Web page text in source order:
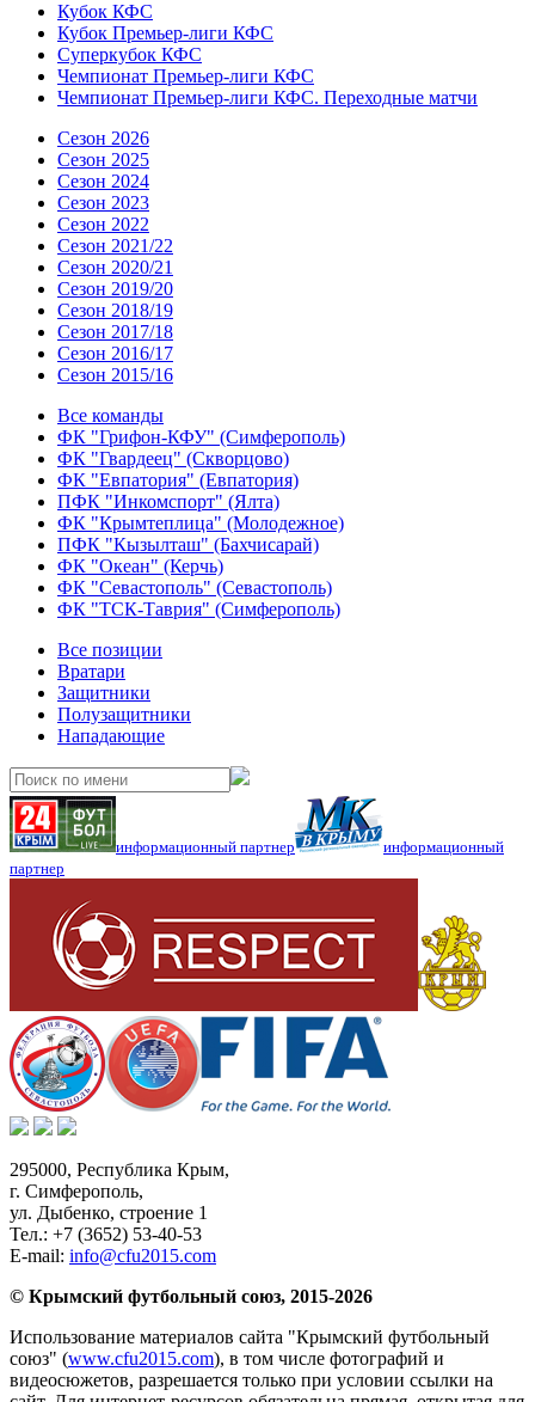
Кубок КФС
Кубок Премьер-лиги КФС
Суперкубок КФС
Чемпионат Премьер-лиги КФС
Чемпионат Премьер-лиги КФС. Переходные матчи
Сезон 2026
Сезон 2025
Сезон 2024
Сезон 2023
Сезон 2022
Сезон 2021/22
Сезон 2020/21
Сезон 2019/20
Сезон 2018/19
Сезон 2017/18
Сезон 2016/17
Сезон 2015/16
Все команды
ФК "Грифон-КФУ" (Симферополь)
ФК "Гвардеец" (Скворцово)
ФК "Евпатория" (Евпатория)
ПФК "Инкомспорт" (Ялта)
ФК "Крымтеплица" (Молодежное)
ПФК "Кызылташ" (Бахчисарай)
ФК "Океан" (Керчь)
ФК "Севастополь" (Севастополь)
ФК "ТСК-Таврия" (Симферополь)
Все позиции
Вратари
Защитники
Полузащитники
Нападающие
информационный партнер
информационный
партнер
295000, Республика Крым,
г. Симферополь,
ул. Дыбенко, строение 1
Тел.: +7 (3652) 53-40-53
E-mail: info@cfu2015.com
© Крымский футбольный союз, 2015-2026
Использование материалов сайта "Крымский футбольный
союз" (www.cfu2015.com), в том числе фотографий и
видеосюжетов, разрешается только при условии ссылки на